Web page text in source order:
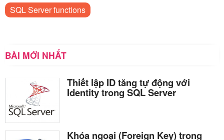
SQL Server functions
BÀI MỚI NHẤT
Thiết lập ID tăng tự động với
Identity trong SQL Server
Khóa ngoại (Foreign Key) trong